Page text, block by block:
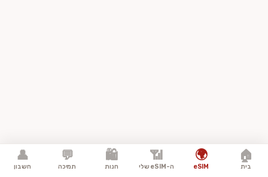
🏠
בית
🌍
eSIM
📶
ה-eSIM שלי
🛍️
חנות
💬
תמיכה
👤
חשבון